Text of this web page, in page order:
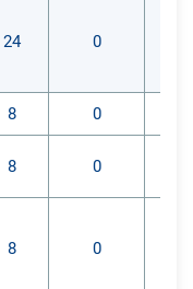
24 0
8 0
8 0
8 0